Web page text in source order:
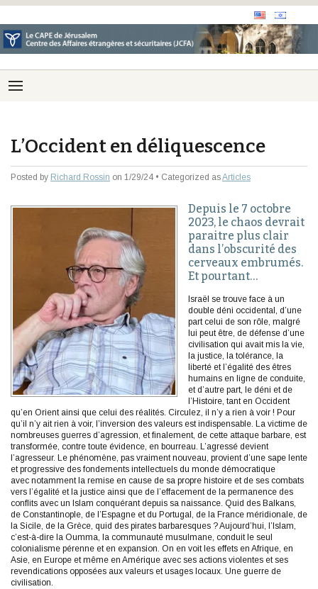
L’Occident en déliquescence
Posted by Richard Rossin on 1/29/24 • Categorized asArticles
Depuis le 7 octobre
2023, le chaos devrait
paraitre plus clair
dans l’obscurité des
cerveaux embrumés.
Et pourtant…
Israël se trouve face à un
double déni occidental, d’une
part celui de son rôle, malgré
lui peut être, de défense d’une
civilisation qui avait mis la vie,
la justice, la tolérance, la
liberté et l’égalité des êtres
humains en ligne de conduite,
et d’autre part, le déni et de
l’Histoire, tant en Occident
qu’en Orient ainsi que celui des réalités. Circulez, il n’y a rien à voir ! Pour
qu’il n’y ait rien à voir, l’inversion des valeurs est indispensable. La victime de
nombreuses guerres d’agression, et finalement, de cette attaque barbare, est
transformée, contre toute évidence, en bourreau. L’agressé devient
l’agresseur. Le phénomène, pas vraiment nouveau, provient d’une sape lente
et progressive des fondements intellectuels du monde démocratique
avec notamment la remise en cause de sa propre histoire et de ses combats
vers l’égalité et la justice ainsi que de l’effacement de la permanence des
conflits avec un Islam conquérant depuis sa naissance. Quid des Balkans,
de Constantinople, de l’Espagne et du Portugal, de la France méridionale, de
la Sicile, de la Grèce, quid des pirates barbaresques ? Aujourd’hui, l’Islam,
c’est-à-dire la Oumma, la communauté musulmane, conduit le seul
colonialisme pérenne et en expansion. On en voit les effets en Afrique, en
Asie, en Europe et même en Amérique avec ses actions violentes et ses
revendications opposées aux valeurs et usages locaux. Une guerre de
civilisation.